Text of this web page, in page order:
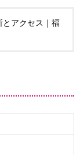
とアクセス｜福